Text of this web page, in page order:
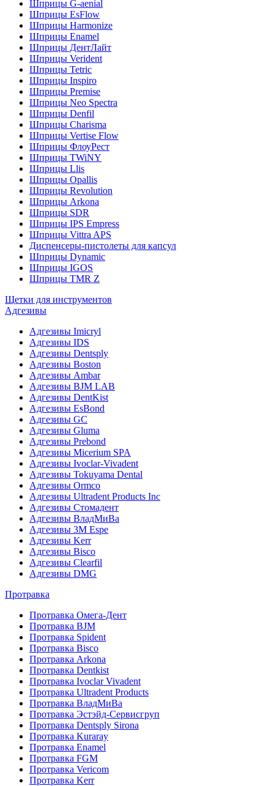
Шприцы G-aenial
Шприцы EsFlow
Шприцы Harmonize
Шприцы Enamel
Шприцы ДентЛайт
Шприцы Verident
Шприцы Tetric
Шприцы Inspiro
Шприцы Premise
Шприцы Neo Spectra
Шприцы Denfil
Шприцы Charisma
Шприцы Vertise Flow
Шприцы ФлоуРест
Шприцы TWiNY
Шприцы Llis
Шприцы Opallis
Шприцы Revolution
Шприцы Arkona
Шприцы SDR
Шприцы IPS Empress
Шприцы Vittra APS
Диспенсеры-пистолеты для капсул
Шприцы Dynamic
Шприцы IGOS
Шприцы TMR Z
Щетки для инструментов
Адгезивы
Адгезивы Imicryl
Адгезивы IDS
Адгезивы Dentsply
Адгезивы Boston
Адгезивы Ambar
Адгезивы BJM LAB
Адгезивы DentKist
Адгезивы EsBond
Адгезивы GC
Адгезивы Gluma
Адгезивы Prebond
Адгезивы Micerium SPA
Адгезивы Ivoclar-Vivadent
Адгезивы Tokuyama Dental
Адгезивы Ormco
Адгезивы Ultradent Products Inc
Адгезивы Стомадент
Адгезивы ВладМиВа
Адгезивы 3M Espe
Адгезивы Kerr
Адгезивы Bisco
Адгезивы Clearfil
Адгезивы DMG
Протравка
Протравка Омега-Дент
Протравка BJM
Протравка Spident
Протравка Bisco
Протравка Arkona
Протравка Dentkist
Протравка Ivoclar Vivadent
Протравка Ultradent Products
Протравка ВладМиВа
Протравка Эстэйд-Сервисгруп
Протравка Dentsply Sirona
Протравка Kuraray
Протравка Enamel
Протравка FGM
Протравка Vericom
Протравка Kerr